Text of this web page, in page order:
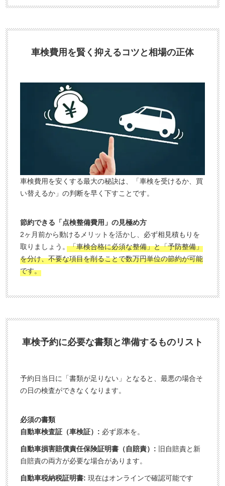
車検費用を賢く抑えるコツと相場の正体
車検費用を安くする最大の秘訣は、「車検を受けるか、買
い替えるか」の判断を早く下すことです。
節約できる「点検整備費用」の見極め方
2ヶ月前から動けるメリットを活かし、必ず相見積もりを
取りましょう。「車検合格に必須な整備」と「予防整備」
を分け、不要な項目を削ることで数万円単位の節約が可能
です。
車検予約に必要な書類と準備するものリスト
予約日当日に「書類が足りない」となると、最悪の場合そ
の日の検査ができなくなります。
必須の書類
自動車検査証（車検証）: 必ず原本を。
自動車損害賠償責任保険証明書（自賠責）: 旧自賠責と新
自賠責の両方が必要な場合があります。
自動車税納税証明書: 現在はオンラインで確認可能です